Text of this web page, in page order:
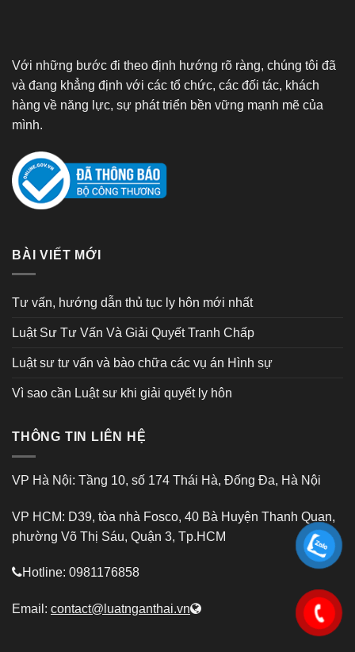
Với những bước đi theo định hướng rõ ràng, chúng tôi đã
và đang khẳng định với các tổ chức, các đối tác, khách
hàng về năng lực, sự phát triển bền vững mạnh mẽ của
mình.
BÀI VIẾT MỚI
Tư vấn, hướng dẫn thủ tục ly hôn mới nhất
Luật Sư Tư Vấn Và Giải Quyết Tranh Chấp
Luật sư tư vấn và bào chữa các vụ án Hình sự
Vì sao cần Luật sư khi giải quyết ly hôn
THÔNG TIN LIÊN HỆ
VP Hà Nội: Tầng 10, số 174 Thái Hà, Đống Đa, Hà Nội
VP HCM: D39, tòa nhà Fosco, 40 Bà Huyện Thanh Quan,
phường Võ Thị Sáu, Quận 3, Tp.HCM
Hotline: 0981176858
Email: contact@luatnganthai.vn